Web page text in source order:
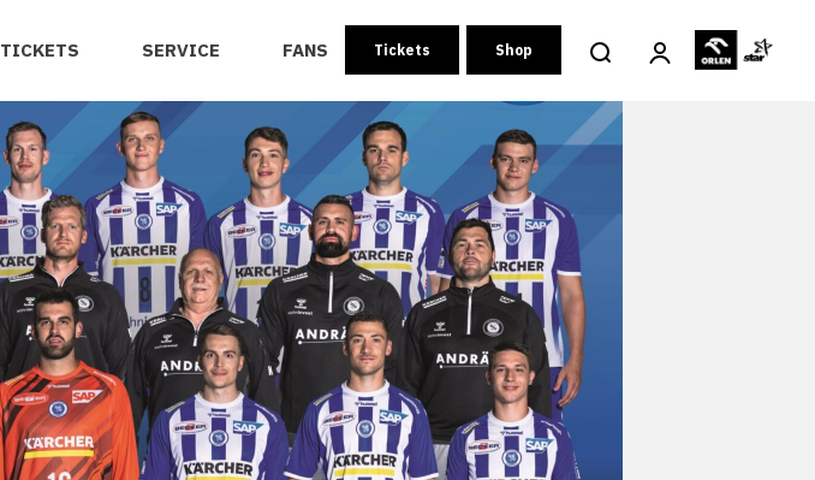
TICKETS SERVICE FANS Tickets Shop